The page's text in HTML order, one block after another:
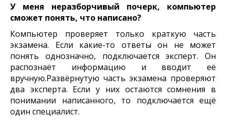
У меня неразборчивый почерк, компьютер
сможет понять, что написано?
Компьютер проверяет только краткую часть
экзамена. Если какие-то ответы он не может
понять однозначно, подключается эксперт. Он
распознаёт информацию и вводит её
вручную.Развёрнутую часть экзамена проверяют
два эксперта. Если у них остаются сомнения в
понимании написанного, то подключается ещё
один специалист.